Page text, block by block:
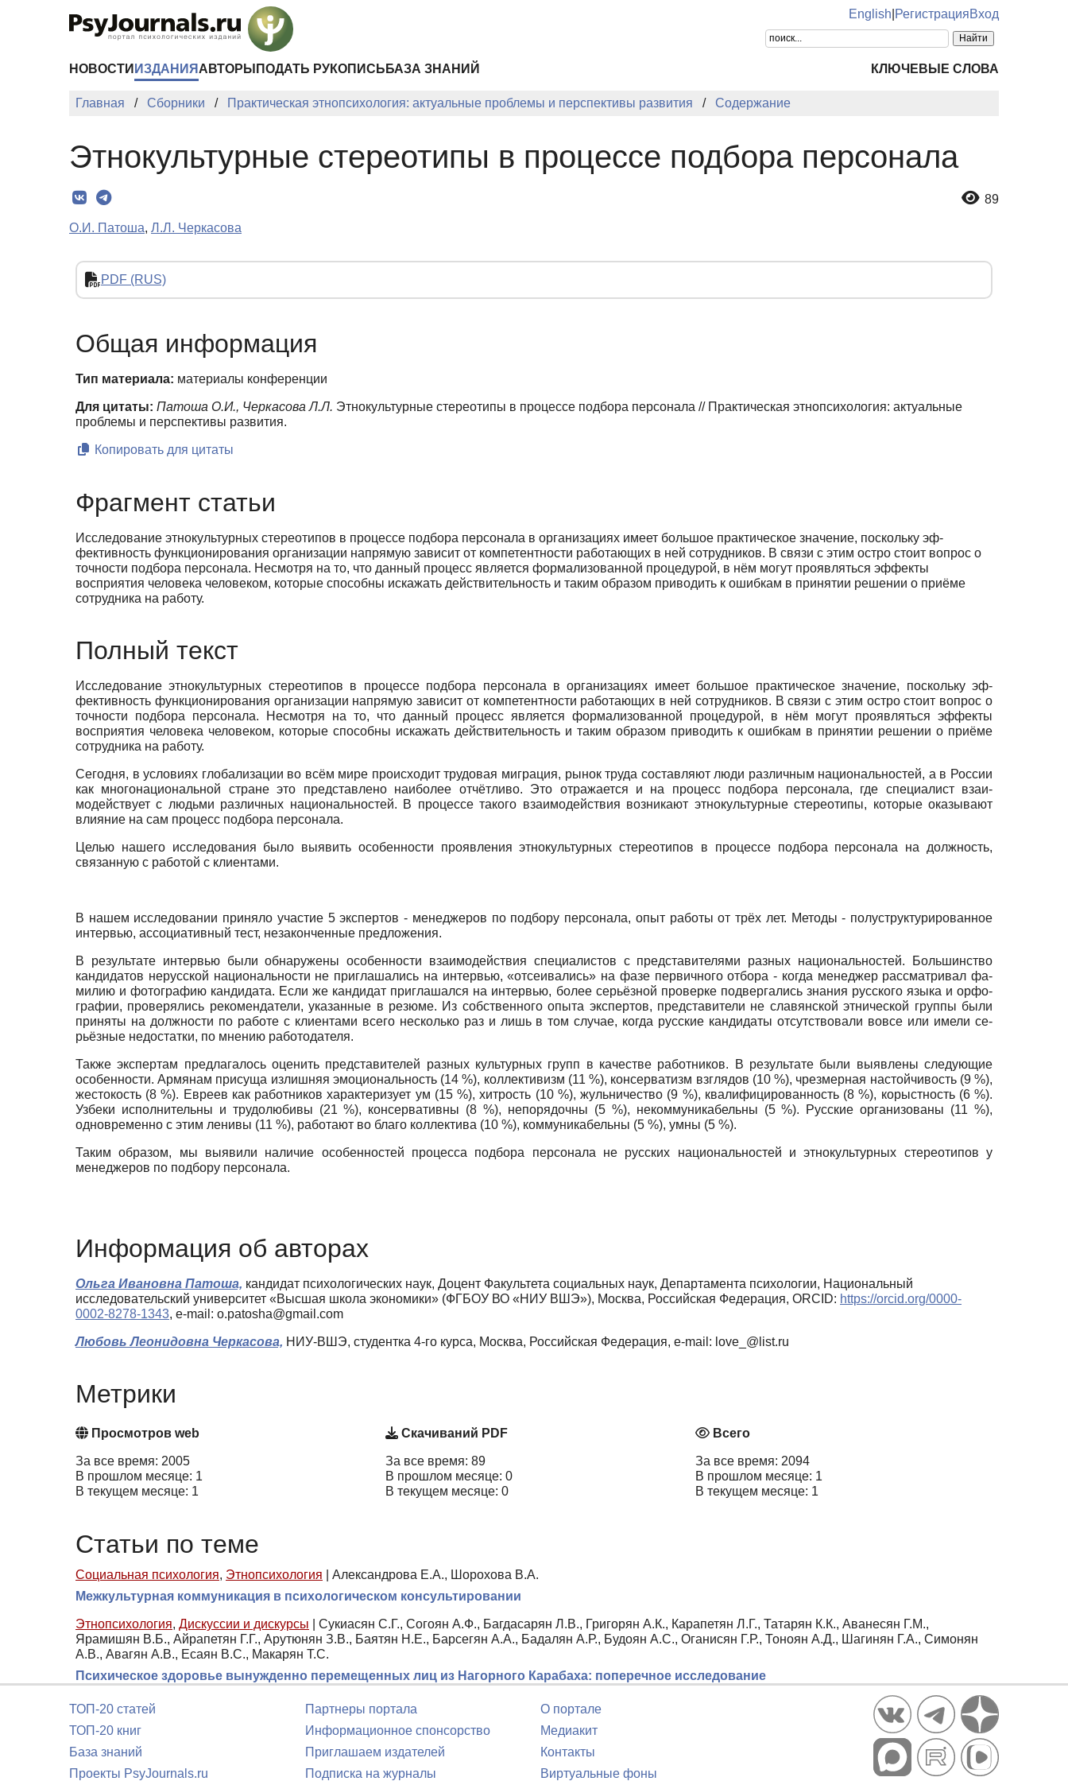
English РегистрацияВход
НОВОСТИ ИЗДАНИЯ АВТОРЫ ПОДАТЬ РУКОПИСЬ БАЗА ЗНАНИЙ КЛЮЧЕВЫЕ СЛОВА
Главная Сборники Практическая этнопсихология: актуальные проблемы и перспективы развития Содержание
Этнокультурные стереотипы в процессе подбора персонала
89
О.И. Патоша, Л.Л. Черкасова
PDF (RUS)
Общая информация
Тип материала: материалы конференции
Для цитаты: Патоша О.И., Черкасова Л.Л. Этнокультурные стереотипы в процессе подбора персонала // Практическая этнопсихология: актуальные
проблемы и перспективы развития.
Копировать для цитаты
Фрагмент статьи
Исследование этнокультурных стереотипов в процессе подбора персо­нала в организациях имеет большое практическое значение, поскольку эф­
фективность функционирования организации напрямую зависит от компе­тентности работающих в ней сотрудников. В связи с этим остро стоит во­прос о
точности подбора персонала. Несмотря на то, что данный процесс является формализованной процедурой, в нём могут проявляться эффекты
восприятия человека человеком, которые способны искажать действитель­ность и таким образом приводить к ошибкам в принятии решении о приё­ме
сотрудника на работу.
Полный текст
Исследование этнокультурных стереотипов в процессе подбора персо­нала в организациях имеет большое практическое значение, поскольку эф­
фективность функционирования организации напрямую зависит от компе­тентности работающих в ней сотрудников. В связи с этим остро стоит во­прос о
точности подбора персонала. Несмотря на то, что данный процесс является формализованной процедурой, в нём могут проявляться эффекты
восприятия человека человеком, которые способны искажать действитель­ность и таким образом приводить к ошибкам в принятии решении о приё­ме
сотрудника на работу.
Сегодня, в условиях глобализации во всём мире происходит трудовая миграция, рынок труда составляют люди различным национальностей, а в России
как многонациональной стране это представлено наиболее отчётли­во. Это отражается и на процесс подбора персонала, где специалист взаи­
модействует с людьми различных национальностей. В процессе такого вза­имодействия возникают этнокультурные стереотипы, которые оказывают
влияние на сам процесс подбора персонала.
Целью нашего исследования было выявить особенности проявления эт­нокультурных стереотипов в процессе подбора персонала на должность,
связанную с работой с клиентами.
В нашем исследовании приняло участие 5 экспертов - менеджеров по подбору персонала, опыт работы от трёх лет. Методы - полуструктуриро­ванное
интервью, ассоциативный тест, незаконченные предложения.
В результате интервью были обнаружены особенности взаимодействия специалистов с представителями разных национальностей. Большинство
кандидатов нерусской национальности не приглашались на интервью, «от­сеивались» на фазе первичного отбора - когда менеджер рассматривал фа­
милию и фотографию кандидата. Если же кандидат приглашался на интер­вью, более серьёзной проверке подвергались знания русского языка и орфо­
графии, проверялись рекомендатели, указанные в резюме. Из собственно­го опыта экспертов, представители не славянской этнической группы были
приняты на должности по работе с клиентами всего несколько раз и лишь в том случае, когда русские кандидаты отсутствовали вовсе или имели се­
рьёзные недостатки, по мнению работодателя.
Также экспертам предлагалось оценить представителей разных куль­турных групп в качестве работников. В результате были выявлены следу­ющие
особенности. Армянам присуща излишняя эмоциональность (14 %), коллективизм (11 %), консерватизм взглядов (10 %), чрезмерная настой­чивость (9 %),
жестокость (8 %). Евреев как работников характеризует ум (15 %), хитрость (10 %), жульничество (9 %), квалифицированность (8 %), корыстность (6 %).
Узбеки исполнительны и трудолюбивы (21 %), консер­вативны (8 %), непорядочны (5 %), некоммуникабельны (5 %). Русские ор­ганизованы (11 %),
одновременно с этим ленивы (11 %), работают во благо коллектива (10 %), коммуникабельны (5 %), умны (5 %).
Таким образом, мы выявили наличие особенностей процесса подбора персонала не русских национальностей и этнокультурных стереотипов у
менеджеров по подбору персонала.
Информация об авторах
Ольга Ивановна Патоша, кандидат психологических наук, Доцент Факультета социальных наук, Департамента психологии, Национальный
исследовательский университет «Высшая школа экономики» (ФГБОУ ВО «НИУ ВШЭ»), Москва, Российская Федерация, ORCID: https://orcid.org/0000-
0002-8278-1343, e-mail: o.patosha@gmail.com
Любовь Леонидовна Черкасова, НИУ-ВШЭ, студентка 4-го курса, Москва, Российская Федерация, e-mail: love_@list.ru
Метрики
Просмотров web
За все время: 2005
В прошлом месяце: 1
В текущем месяце: 1
Скачиваний PDF
За все время: 89
В прошлом месяце: 0
В текущем месяце: 0
Всего
За все время: 2094
В прошлом месяце: 1
В текущем месяце: 1
Статьи по теме
Социальная психология, Этнопсихология
Александрова Е.А., Шорохова В.А.
Межкультурная коммуникация в психологическом консультировании
Этнопсихология, Дискуссии и дискурсы
Сукиасян С.Г., Согоян А.Ф., Багдасарян Л.В., Григорян А.К., Карапетян Л.Г., Татарян К.К., Аванесян Г.М.,
Ярамишян В.Б., Айрапетян Г.Г., Арутюнян З.В., Баятян Н.Е., Барсегян А.А., Бадалян А.Р., Будоян А.С., Оганисян Г.Р., Тоноян А.Д., Шагинян Г.А., Симонян
А.В., Авагян А.В., Есаян В.С., Макарян Т.С.
Психическое здоровье вынужденно перемещенных лиц из Нагорного Карабаха: поперечное исследование
ТОП-20 статей
ТОП-20 книг
База знаний
Проекты PsyJournals.ru
Партнеры портала
Информационное спонсорство
Приглашаем издателей
Подписка на журналы
О портале
Медиакит
Контакты
Виртуальные фоны